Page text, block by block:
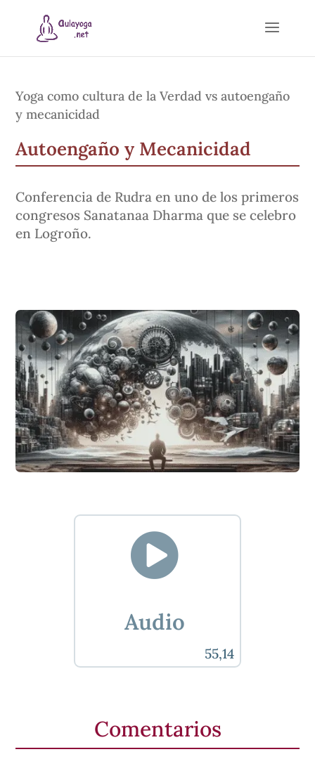
Yoga como cultura de la Verdad vs autoengaño
y mecanicidad
Autoengaño y Mecanicidad
Conferencia de Rudra en uno de los primeros
congresos Sanatanaa Dharma que se celebro
en Logroño.

Audio
55,14
Comentarios